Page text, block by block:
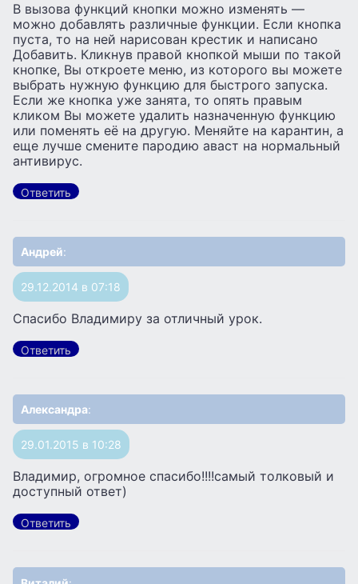
В вызова функций кнопки можно изменять —
можно добавлять различные функции. Если кнопка
пуста, то на ней нарисован крестик и написано
Добавить. Кликнув правой кнопкой мыши по такой
кнопке, Вы откроете меню, из которого вы можете
выбрать нужную функцию для быстрого запуска.
Если же кнопка уже занята, то опять правым
кликом Вы можете удалить назначенную функцию
или поменять её на другую. Меняйте на карантин, а
еще лучше смените пародию аваст на нормальный
антивирус.
Ответить
Андрей:
29.12.2014 в 07:18
Спасибо Владимиру за отличный урок.
Ответить
Александра:
29.01.2015 в 10:28
Владимир, огромное спасибо!!!!самый толковый и
доступный ответ)
Ответить